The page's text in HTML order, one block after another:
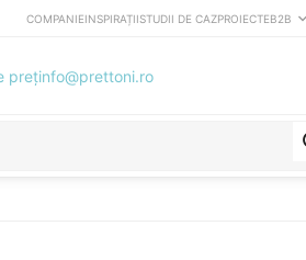
COMPANIEINSPIRAȚIISTUDII DE CAZPROIECTEB2B
preținfo@prettoni.ro